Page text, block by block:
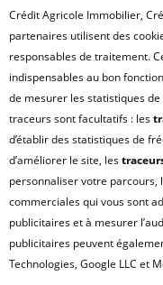
UN
MODULE
GESTION DE
Crédit Agricole Immobilier,
partenaires utilisent des
responsables de traitement.
indispensables au bon
de mesurer les statistiques
traceurs sont facultatifs : les
d’établir des statistiques de
d’améliorer le site, les
personnaliser votre parcours,
commerciales qui vous sont
publicitaires et à mesurer
publicitaires peuvent
Technologies, Google LLC et